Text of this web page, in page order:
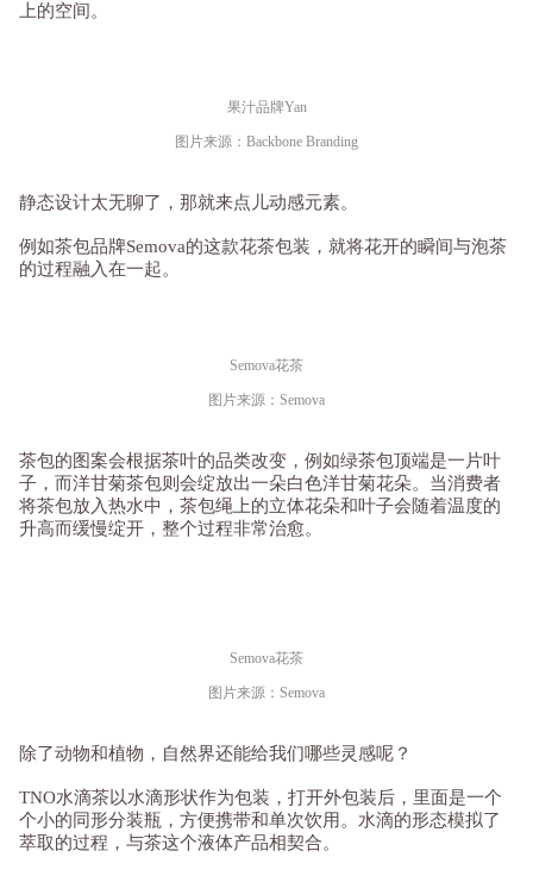
上的空间。
果汁品牌Yan
图片来源：Backbone Branding
静态设计太无聊了，那就来点儿动感元素。
例如茶包品牌Semova的这款花茶包装，就将花开的瞬间与泡茶
的过程融入在一起。
Semova花茶
图片来源：Semova
茶包的图案会根据茶叶的品类改变，例如绿茶包顶端是一片叶
子，而洋甘菊茶包则会绽放出一朵白色洋甘菊花朵。当消费者
将茶包放入热水中，茶包绳上的立体花朵和叶子会随着温度的
升高而缓慢绽开，整个过程非常治愈。
Semova花茶
图片来源：Semova
除了动物和植物，自然界还能给我们哪些灵感呢？
TNO水滴茶以水滴形状作为包装，打开外包装后，里面是一个
个小的同形分装瓶，方便携带和单次饮用。水滴的形态模拟了
萃取的过程，与茶这个液体产品相契合。